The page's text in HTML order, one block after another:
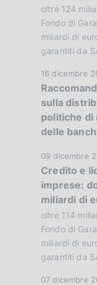
o
n
:
:
P
u
b
b
c
a
z
i
o
n
e
:
oltre 124
Fondo di
miliardi di
garantiti da
D
a
t
a
P
b
b
l
i
c
a
z
i
o
16 dicembre
sulla
politiche di
delle
D
a
t
a
P
u
b
b
09 dicembre
Credito e
imprese:
miliardi di
oltre 114
Fondo di
miliardi di
garantiti da
D
07 dicembre